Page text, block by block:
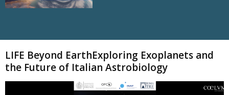
LIFE Beyond EarthExploring Exoplanets and
the Future of Italian Astrobiology